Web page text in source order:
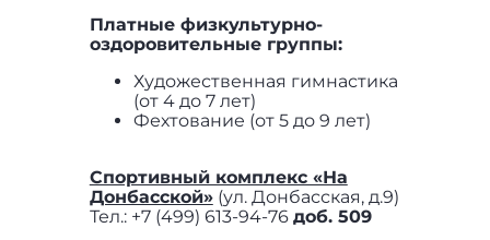
Платные физкультурно-
оздоровительные группы:
Художественная гимнастика
(от 4 до 7 лет)
Фехтование (от 5 до 9 лет)
Спортивный комплекс «На
Донбасской»(ул. Донбасская, д.9)
Тел.: +7 (499) 613-94-76 доб. 509